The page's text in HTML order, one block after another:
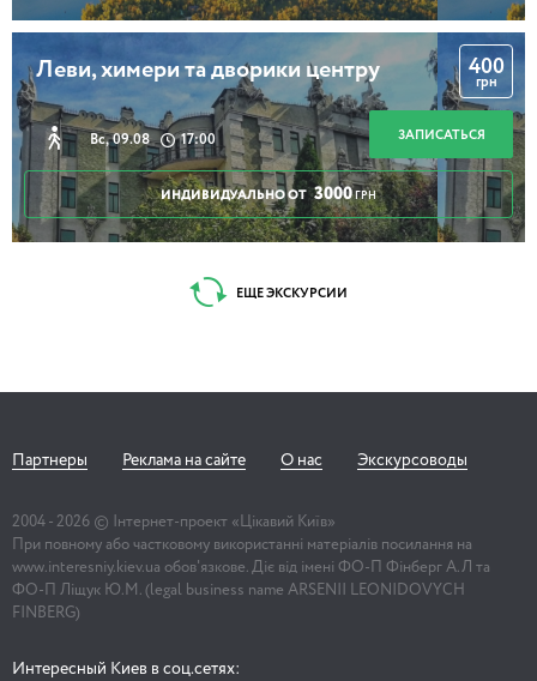
Леви, химери та дворики центру
Вс, 09.08 17:00
400
грн
ЗАПИСАТЬСЯ
ИНДИВИДУАЛЬНО ОТ 3000 ГРН
ЕЩЕ ЭКСКУРСИИ
Партнеры Реклама на сайте О нас Экскурсоводы
2004 - 2026 © Інтернет-проект «Цікавий Київ»
При повному або частковому використанні матеріалів посилання на
www.interesniy.kiev.ua обов'язкове. Діє від імені ФО-П Фінберг А.Л та
ФО-П Ліщук Ю.М. (legal business name ARSENII LEONIDOVYCH
FINBERG)
Интересный Киев в соц.сетях: